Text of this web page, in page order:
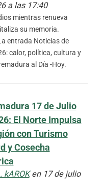
a las 17:40
mientras renueva
su memoria.
entrada Noticias de
calor, política, cultura y
al Día -Hoy.
17 de Julio
El Norte Impulsa
con Turismo
y Cosecha
kAROKen 17 de julio